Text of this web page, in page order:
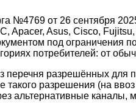
№4769 от 26 сентября
Apacer, Asus, Cisco,
под ограничения
потребителей: от
перечня разрешённых для
разрешения (на
альтернативные каналы,